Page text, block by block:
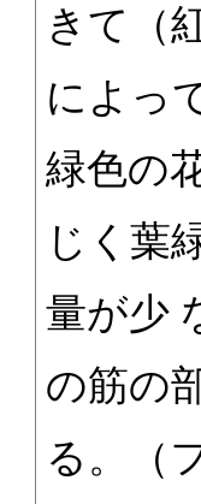
きて（
によっ
緑色の
じく葉
量が少
の筋の
る。（